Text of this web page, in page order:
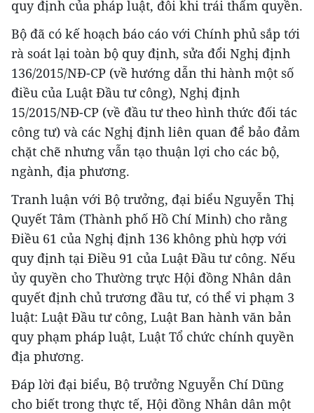
quy định của pháp luật, đôi khi trái thẩm quyền.
Bộ đã có kế hoạch báo cáo với Chính phủ sắp tới
rà soát lại toàn bộ quy định, sửa đổi Nghị định
136/2015/NĐ-CP (về hướng dẫn thi hành một số
điều của Luật Đầu tư công), Nghị định
15/2015/NĐ-CP (về đầu tư theo hình thức đối tác
công tư) và các Nghị định liên quan để bảo đảm
chặt chẽ nhưng vẫn tạo thuận lợi cho các bộ,
ngành, địa phương.
Tranh luận với Bộ trưởng, đại biểu Nguyễn Thị
Quyết Tâm (Thành phố Hồ Chí Minh) cho rằng
Điều 61 của Nghị định 136 không phù hợp với
quy định tại Điều 91 của Luật Đầu tư công. Nếu
ủy quyền cho Thường trực Hội đồng Nhân dân
quyết định chủ trương đầu tư, có thể vi phạm 3
luật: Luật Đầu tư công, Luật Ban hành văn bản
quy phạm pháp luật, Luật Tổ chức chính quyền
địa phương.
Đáp lời đại biểu, Bộ trưởng Nguyễn Chí Dũng
cho biết trong thực tế, Hội đồng Nhân dân một